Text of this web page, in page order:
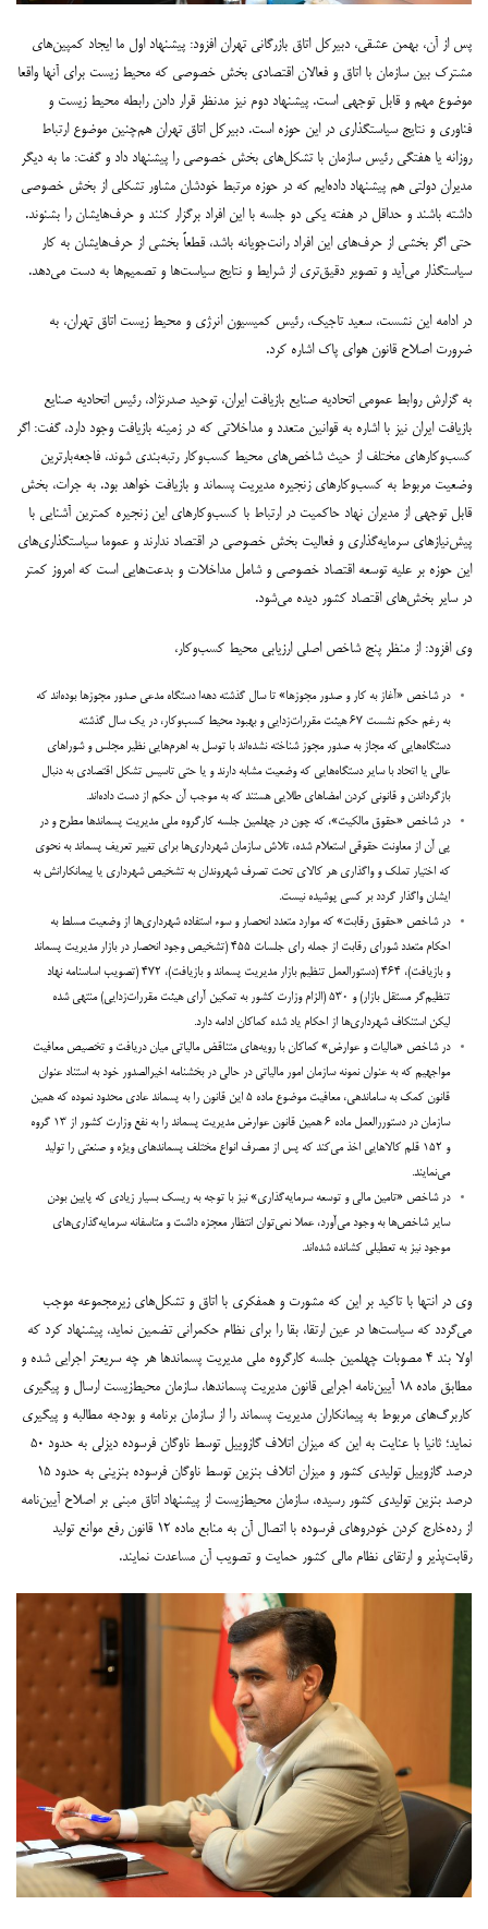
پس از آن، بهمن عشقی، دبیرکل اتاق بازرگانی تهران افزود: پیشنهاد اول ما ایجاد کمپین‌های
مشترک بین سازمان با اتاق و فعالان اقتصادی بخش خصوصی که محیط زیست برای آنها واقعا
موضوع مهم و قابل توجهی است. پیشنهاد دوم نیز مدنظر قرار دادن رابطه محیط زیست و
فناوری و نتایج سیاستگذاری در این حوزه است. دبیرکل اتاق تهران هم‌چنین موضوع ارتباط
روزانه یا هفتگی رئیس سازمان با تشکل‌های بخش خصوصی را پیشنهاد داد و گفت: ما به دیگر
مدیران دولتی هم پیشنهاد داده‌ایم که در حوزه مرتبط خودشان مشاور تشکلی از بخش خصوصی
داشته باشند و حداقل در هفته یکی دو جلسه با این افراد برگزار کنند و حرف‌هایشان را بشنوند.
حتی اگر بخشی از حرف‌های این افراد رانت‌جویانه باشد، قطعاً بخشی از حرف‌هایشان به کار
سیاستگذار می‌آید و تصویر دقیق‌تری از شرایط و نتایج سیاست‌ها و تصمیم‌ها به دست می‌دهد.
در ادامه این نشست، سعید تاجیک، رئیس کمیسیون انرژی و محیط زیست اتاق تهران، به
ضرورت اصلاح قانون هوای پاک اشاره کرد.
به گزارش روابط عمومی اتحادیه صنایع بازیافت ایران، توحید صدرنژاد، رئیس اتحادیه صنایع
بازیافت ایران نیز با اشاره به قوانین متعدد و مداخلاتی که در زمینه بازیافت وجود دارد، گفت: اگر
کسب‌وکارهای مختلف از حیث شاخص‌های محیط کسب‌وکار رتبه‌بندی شوند، فاجعه‌بارترین
وضعیت مربوط به کسب‌وکارهای زنجیره مدیریت پسماند و بازیافت خواهد بود. به جرات، بخش
قابل توجهی از مدیران نهاد حاکمیت در ارتباط با کسب‌وکارهای این زنجیره کمترین آشنایی با
پیش‌نیازهای سرمایه‌گذاری و فعالیت بخش خصوصی در اقتصاد ندارند و عموما سیاستگذاری‌های
این حوزه بر علیه توسعه اقتصاد خصوصی و شامل مداخلات و بدعت‌هایی است که امروز کمتر
در سایر بخش‌های اقتصاد کشور دیده می‌شود.
وی افزود: از منظر پنج شاخص اصلی ارزیابی محیط کسب‌وکار،
در شاخص «آغاز به کار و صدور مجوزها» تا سال گذشته دهه‌ا دستگاه مدعی صدور مجوزها بوده‌اند که
به رغم حکم نشست ۶۷ هیئت مقررات‌زدایی و بهبود محیط کسب‌وکار، در یک سال گذشته
دستگاه‌هایی که مجاز به صدور مجوز شناخته نشده‌اند با توسل به اهرم‌هایی نظیر مجلس و شوراهای
عالی یا اتحاد با سایر دستگاه‌هایی که وضعیت مشابه دارند و یا حتی تاسیس تشکل اقتصادی به دنبال
بازگرداندن و قانونی کردن امضاهای طلایی هستند که به موجب آن حکم از دست داده‌اند.
در شاخص «حقوق مالکیت»، که چون در چهلمین جلسه کارگروه ملی مدیریت پسماندها مطرح و در
پی آن از معاونت حقوقی استعلام شده، تلاش سازمان شهرداری‌ها برای تغییر تعریف پسماند به نحوی
که اختیار تملک و واگذاری هر کالای تحت تصرف شهروندان به تشخیص شهرداری یا پیمانکارانش به
ایشان واگذار گردد بر کسی پوشیده نیست.
در شاخص «حقوق رقابت» که موارد متعدد انحصار و سوء استفاده شهرداری‌ها از وضعیت مسلط به
احکام متعدد شورای رقابت از جمله رای جلسات ۴۵۵ (تشخیص وجود انحصار در بازار مدیریت پسماند
و بازیافت)، ۴۶۴ (دستورالعمل تنظیم بازار مدیریت پسماند و بازیافت)، ۴۷۲ (تصویب اساسنامه نهاد
تنظیم‌گر مستقل بازار) و ۵۳۰ (الزام وزارت کشور به تمکین آرای هیئت مقررات‌زدایی) منتهی شده
لیکن استنکاف شهرداری‌ها از احکام یاد شده کماکان ادامه دارد.
در شاخص «مالیات و عوارض» کماکان با رویه‌های متناقض مالیاتی میان دریافت و تخصیص معافیت
مواجهیم که به عنوان نمونه سازمان امور مالیاتی در حالی در بخشنامه اخیرالصدور خود به استناد عنوان
قانون کمک به ساماندهی، معافیت موضوع ماده ۵ این قانون را به پسماند عادی محدود نموده که همین
سازمان در دستوررالعمل ماده ۶ همین قانون عوارض مدیریت پسماند را به نفع وزارت کشور از ۱۳ گروه
و ۱۵۲ قلم کالاهایی اخذ می‌کند که پس از مصرف انواع مختلف پسماندهای ویژه و صنعتی را تولید
می‌نمایند.
در شاخص «تامین مالی و توسعه سرمایه‌گذاری» نیز با توجه به ریسک بسیار زیادی که پایین بودن
سایر شاخص‌ها به وجود می‌آورد، عملا نمی‌توان انتظار معجزه داشت و متاسفانه سرمایه‌گذاری‌های
موجود نیز به تعطیلی کشانده شده‌اند.
وی در انتها با تاکید بر این که مشورت و همفکری با اتاق و تشکل‌های زیرمجموعه موجب
می‌گردد که سیاست‌ها در عین ارتقا، بقا را برای نظام حکمرانی تضمین نماید، پیشنهاد کرد که
اولا بند ۴ مصوبات چهلمین جلسه کارگروه ملی مدیریت پسماندها هر چه سریعتر اجرایی شده و
مطابق ماده ۱۸ آیین‌نامه اجرایی قانون مدیریت پسماندها، سازمان محیط‌زیست ارسال و پیگیری
کاربرگ‌های مربوط به پیمانکاران مدیریت پسماند را از سازمان برنامه و بودجه مطالبه و پیگیری
نماید؛ ثانیا با عنایت به این که میزان اتلاف گازوییل توسط ناوگان فرسوده دیزلی به حدود ۵۰
درصد گازوییل تولیدی کشور و میزان اتلاف بنزین توسط ناوگان فرسوده بنزینی به حدود ۱۵
درصد بنزین تولیدی کشور رسیده، سازمان محیط‌زیست از پیشنهاد اتاق مبنی بر اصلاح آیین‌نامه
از رده‌خارج کردن خودروهای فرسوده با اتصال آن به منابع ماده ۱۲ قانون رفع موانع تولید
رقابت‌پذیر و ارتقای نظام مالی کشور حمایت و تصویب آن مساعدت نمایند.